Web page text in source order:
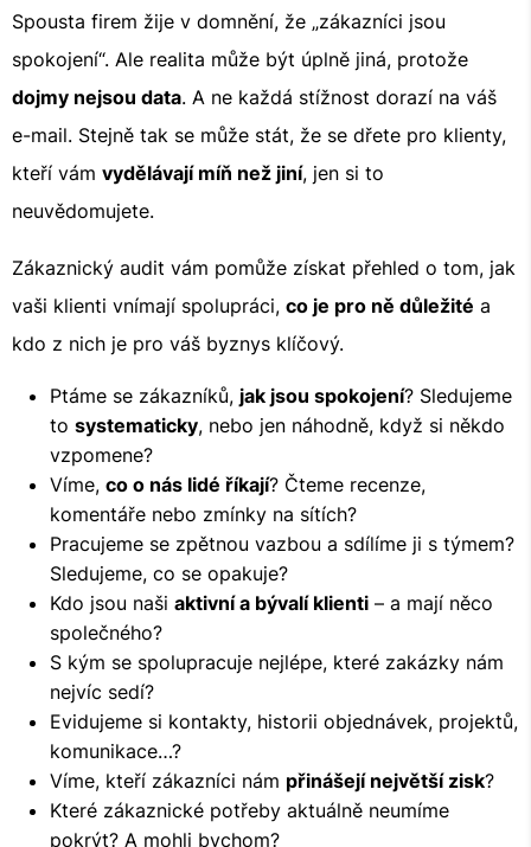
Spousta firem žije v domnění, že „zákazníci jsou
spokojení“. Ale realita může být úplně jiná, protože
dojmy nejsou data. A ne každá stížnost dorazí na váš
e-mail. Stejně tak se může stát, že se dřete pro klienty,
kteří vám vydělávají míň než jiní, jen si to
neuvědomujete.
Zákaznický audit vám pomůže získat přehled o tom, jak
vaši klienti vnímají spolupráci, co je pro ně důležité a
kdo z nich je pro váš byznys klíčový.
Ptáme se zákazníků, jak jsou spokojení? Sledujeme
to systematicky, nebo jen náhodně, když si někdo
vzpomene?
Víme, co o nás lidé říkají? Čteme recenze,
komentáře nebo zmínky na sítích?
Pracujeme se zpětnou vazbou a sdílíme ji s týmem?
Sledujeme, co se opakuje?
Kdo jsou naši aktivní a bývalí klienti – a mají něco
společného?
S kým se spolupracuje nejlépe, které zakázky nám
nejvíc sedí?
Evidujeme si kontakty, historii objednávek, projektů,
komunikace…?
Víme, kteří zákazníci nám přinášejí největší zisk?
Které zákaznické potřeby aktuálně neumíme
pokrýt? A mohli bychom?